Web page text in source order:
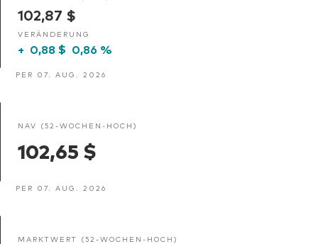
102,87 $
VERÄNDERUNG
+ 0,88 $ 0,86 %
PER 07. AUG. 2026
NAV (52-WOCHEN-HOCH)
102,65 $
PER 07. AUG. 2026
MARKTWERT (52-WOCHEN-HOCH)